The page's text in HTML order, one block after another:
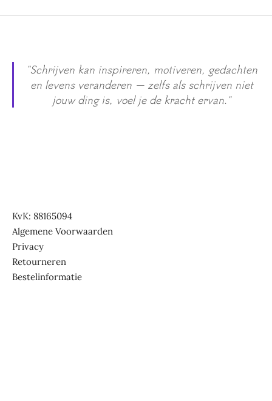
"Schrijven kan inspireren, motiveren, gedachten
en levens veranderen — zelfs als schrijven niet
jouw ding is, voel je de kracht ervan."
KvK: 88165094
Algemene Voorwaarden
Privacy
Retourneren
Bestelinformatie